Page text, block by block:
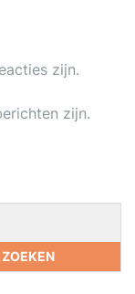
zijn.
zijn.
ZOEKEN